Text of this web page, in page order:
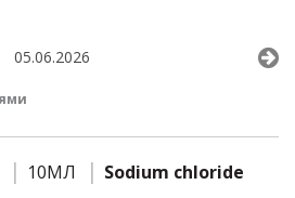
05.06.2026
10МЛ Sodium chloride